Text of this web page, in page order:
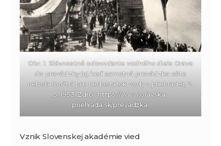
Obr. 1. Slávnostné odovzdanie vodného diela Orava
do prevádzky (aj keď samotná prevádzka ešte
nebola možná pre nedostatok vody v priehrade), 2.
5. 1953. Zdroj: https://www.oravska-
priehrada.sk/prevadzka.
Vznik Slovenskej akadémie vied